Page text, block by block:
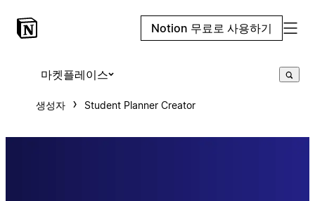
Notion 무료로 사용하기
마켓플레이스
생성자 Student Planner Creator